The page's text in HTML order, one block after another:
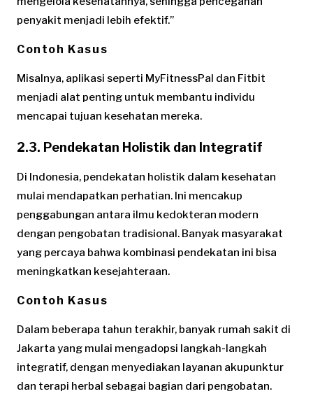
penyakit menjadi lebih efektif.”
Contoh Kasus
Misalnya, aplikasi seperti MyFitnessPal dan Fitbit
menjadi alat penting untuk membantu individu
mencapai tujuan kesehatan mereka.
2.3. Pendekatan Holistik dan Integratif
Di Indonesia, pendekatan holistik dalam kesehatan
mulai mendapatkan perhatian. Ini mencakup
penggabungan antara ilmu kedokteran modern
dengan pengobatan tradisional. Banyak masyarakat
yang percaya bahwa kombinasi pendekatan ini bisa
meningkatkan kesejahteraan.
Contoh Kasus
Dalam beberapa tahun terakhir, banyak rumah sakit di
Jakarta yang mulai mengadopsi langkah-langkah
integratif, dengan menyediakan layanan akupunktur
dan terapi herbal sebagai bagian dari pengobatan.